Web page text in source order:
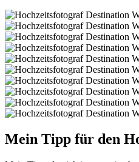
Mein Tipp für den